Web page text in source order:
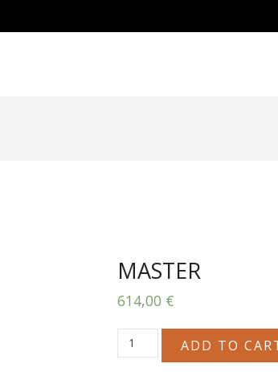
MASTER
614,00 €
MASTER
quantity
ADD TO